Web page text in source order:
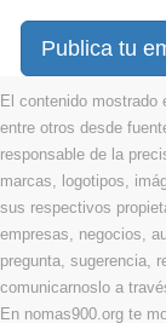
Publica tu
El contenido mostrado
entre otros desde
responsable de la
marcas, logotipos,
sus respectivos
empresas, negocios,
pregunta, sugerencia,
comunicarnoslo a
En nomas900.org te